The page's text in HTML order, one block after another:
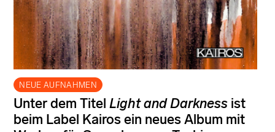
NEUE AUFNAHMEN
Unter dem Titel Light and Darkness ist
beim Label Kairos ein neues Album mit